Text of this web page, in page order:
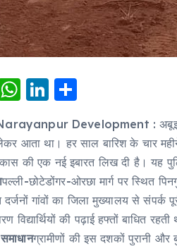
W
a
ts
A
p
p
Li
k
e
d
I
n
h
a
re
Development : अबूझमाड़
लेकर आता था। हर साल बारिश के चार
की एक नई इबारत लिख दी है। यह
पल्ली-छोटेडोंगर-ओरछा मार्ग पर स्थित
गांवों का जिला मुख्यालय से
की पढ़ाई हफ्तों बाधित
ग्रामीणों की इस दशकों पुरानी और